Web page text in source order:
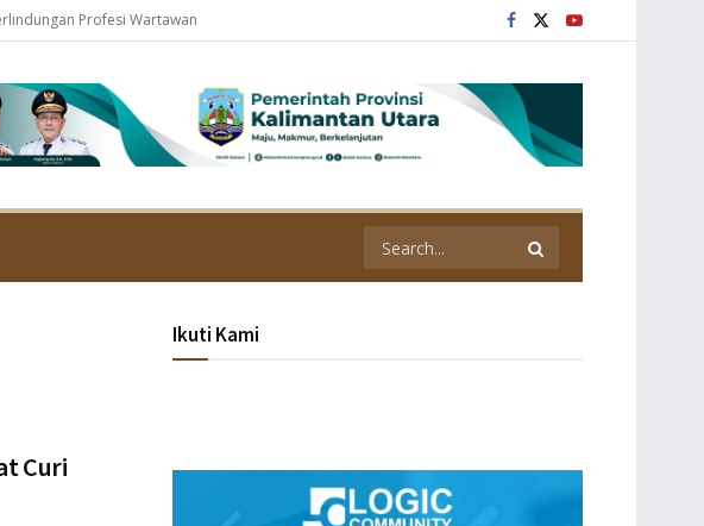
Profesi Wartawan
Curi
Ikuti Kami